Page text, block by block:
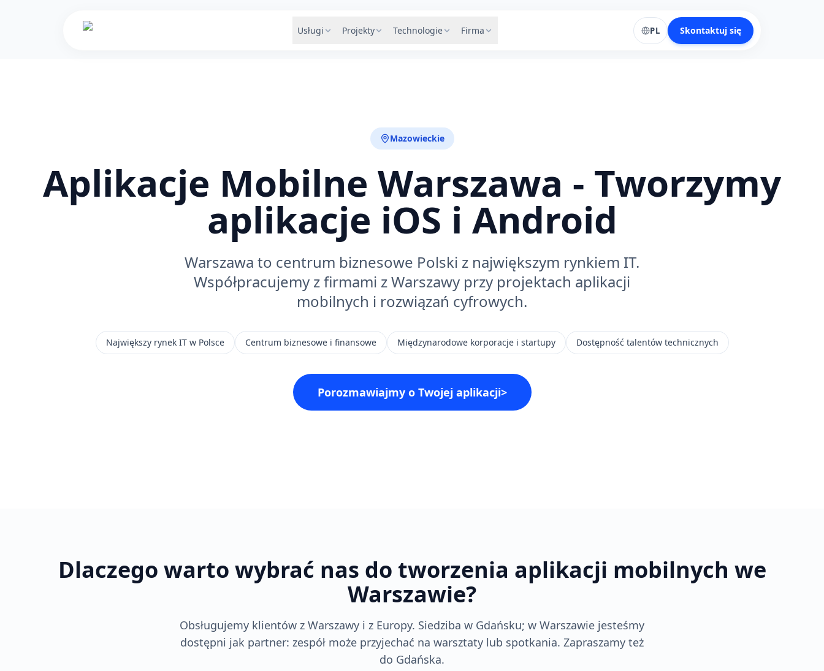
Usługi Projekty Technologie Firma PL Skontaktuj się
Mazowieckie
Aplikacje Mobilne Warszawa - Tworzymy
aplikacje iOS i Android
Warszawa to centrum biznesowe Polski z największym rynkiem IT.
Współpracujemy z firmami z Warszawy przy projektach aplikacji
mobilnych i rozwiązań cyfrowych.
Największy rynek IT w Polsce Centrum biznesowe i finansowe Międzynarodowe korporacje i startupy Dostępność talentów technicznych
Porozmawiajmy o Twojej aplikacji>
Dlaczego warto wybrać nas do tworzenia aplikacji mobilnych we
Warszawie?
Obsługujemy klientów z Warszawy i z Europy. Siedziba w Gdańsku; w Warszawie jesteśmy
dostępni jak partner: zespół może przyjechać na warsztaty lub spotkania. Zapraszamy też
do Gdańska.